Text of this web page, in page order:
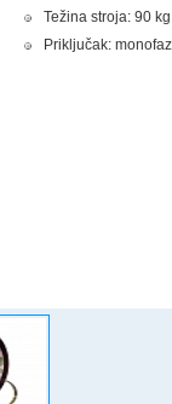
Težina stroja: 90
Priključak: